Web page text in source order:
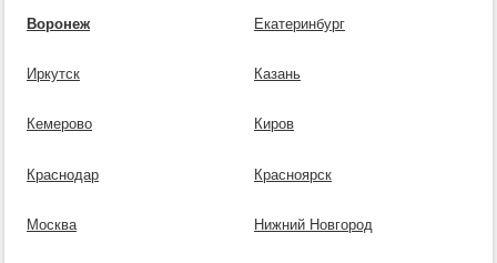
Воронеж Екатеринбург
Иркутск Казань
Кемерово Киров
Краснодар Красноярск
Москва Нижний Новгород